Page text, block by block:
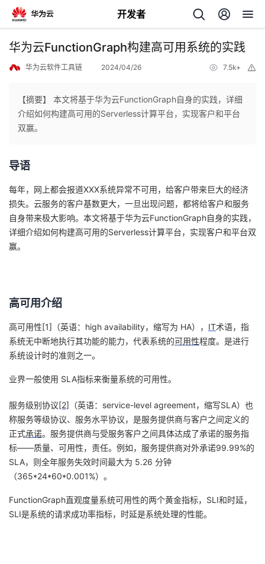
开发者
返
人
主
页
我
的
开
的
客
我
论
坛
的
圈
我
的
我
动
关
我
的
学
堂
我
的
我
证
实
的
我
持
的
技
持
我
的
建
华为云FunctionGraph构建高可用系统的实践
华为云软件工具链 2024/04/26 7.5k+
【摘要】 本文将基于华为云FunctionGraph自身的实践，详细
介绍如何构建高可用的Serverless计算平台，实现客户和平台
双赢。
导语
每年，网上都会报道XXX系统异常不可用，给客户带来巨大的经济
损失。云服务的客户基数更大，一旦出现问题，都将给客户和服务
自身带来极大影响。本文将基于华为云FunctionGraph自身的实践，
详细介绍如何构建高可用的Serverless计算平台，实现客户和平台双
赢。
高可用介绍
高可用性[1] （英语： high availability，缩写为 HA）， IT术语，指
系统无中断地执行其功能的能力，代表系统的可用性程度。是进行
系统设计时的准则之一。
业界一般使用 SLA指标来衡量系统的可用性。
服务级别协议[2] （英语： service-level agreement，缩写SLA）也
称服务等级协议、服务水平协议，是服务提供商与客户之间定义的
正式承诺。服务提供商与受服务客户之间具体达成了承诺的服务指
标——质量、可用性，责任。例如，服务提供商对外承诺99.99%的
SLA，则全年服务失效时间最大为 5.26 分钟
（365*24*60*0.001%）。
FunctionGraph直观度量系统可用性的两个黄金指标， SLI和时延，
SLI是系统的请求成功率指标，时延是系统处理的性能。